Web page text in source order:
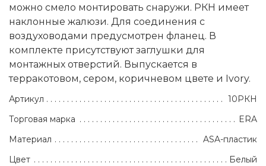
можно смело монтировать снаружи. РКН имеет
наклонные жалюзи. Для соединения с
воздуховодами предусмотрен фланец. В
комплекте присутствуют заглушки для
монтажных отверстий. Выпускается в
терракотовом, сером, коричневом цвете и Ivory.
Артикул
10РКН
Торговая марка
ERA
Материал
ASA-пластик
Цвет
Белый